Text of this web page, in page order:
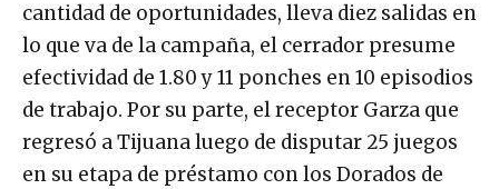
cantidad de oportunidades, lleva diez salidas en
lo que va de la campaña, el cerrador presume
efectividad de 1.80 y 11 ponches en 10 episodios
de trabajo. Por su parte, el receptor Garza que
regresó a Tijuana luego de disputar 25 juegos
en su etapa de préstamo con los Dorados de